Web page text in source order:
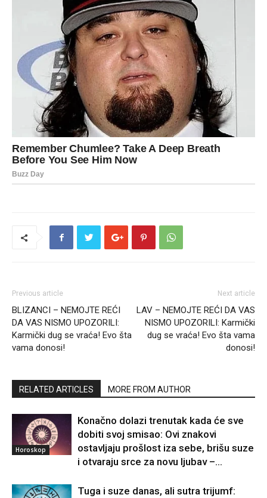
Previous article
BLIZANCI – NEMOJTE REĆI
DA VAS NISMO UPOZORILI:
Karmički dug se vraća! Evo šta
vama donosi!
Next article
LAV – NEMOJTE REĆI DA VAS
NISMO UPOZORILI: Karmički
dug se vraća! Evo šta vama
donosi!
RELATED ARTICLES MORE FROM AUTHOR
Horoskop
Konačno dolazi trenutak kada će sve
dobiti svoj smisao: Ovi znakovi
ostavljaju prošlost iza sebe, brišu suze
i otvaraju srce za novu ljubav –...
Tuga i suze danas, ali sutra trijumf: